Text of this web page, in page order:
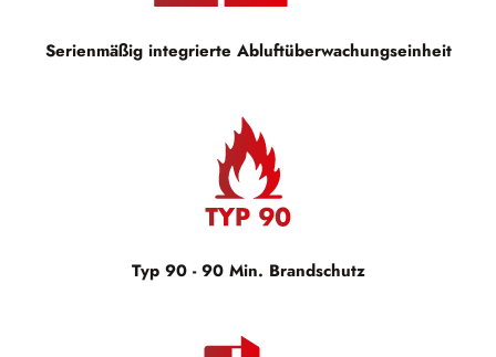
Serienmäßig integrierte Abluftüberwachungseinheit
Typ 90 - 90 Min. Brandschutz